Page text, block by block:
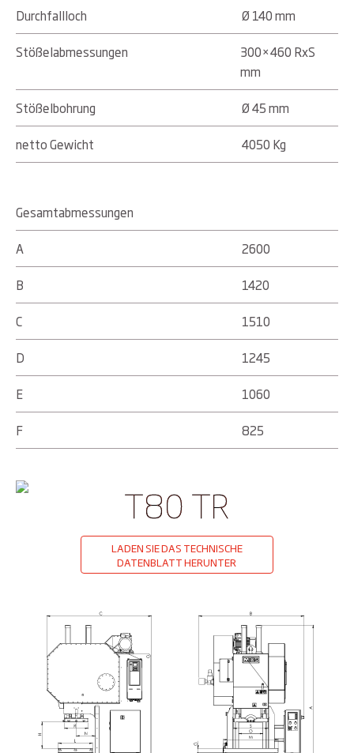
Durchfallloch
Ø 140 mm
Stößelabmessungen
300×460 RxS
mm
Stößelbohrung
Ø 45 mm
netto Gewicht
4050 Kg
Gesamtabmessungen
A
2600
B
1420
C
1510
D
1245
E
1060
F
825
T80 TR
LADEN SIE DAS TECHNISCHE
DATENBLATT HERUNTER